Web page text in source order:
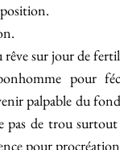
sur jour de
pour
palpable du
pas de trou
pour